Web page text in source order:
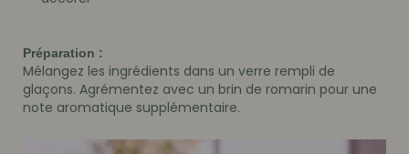
Préparation :
Mélangez les ingrédients dans un verre rempli de
glaçons. Agrémentez avec un brin de romarin pour une
note aromatique supplémentaire.